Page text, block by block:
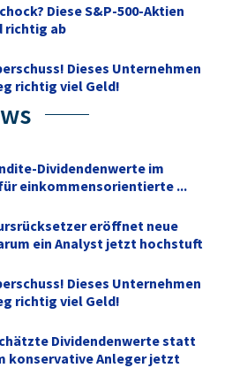
Diese S&P-500-Aktien
richtig ab
Dieses Unternehmen
richtig viel Geld!
Dividendenwerte im
einkommensorientierte ...
eröffnet neue
ein Analyst jetzt hochstuft
Dieses Unternehmen
richtig viel Geld!
Dividendenwerte statt
konservative Anleger jetzt